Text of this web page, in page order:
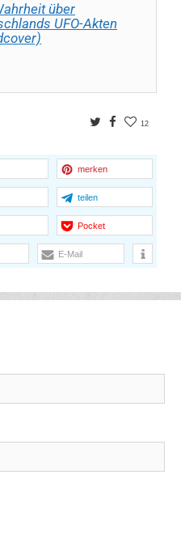
über
UFO-Akten
TwitterFacebook
12
merken
teilen
Pocket
E-Mail